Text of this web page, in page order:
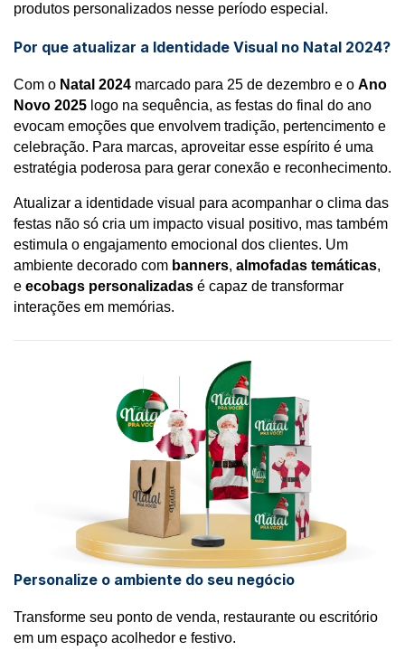
produtos personalizados nesse período especial.
Por que atualizar a Identidade Visual no Natal 2024?
Com o Natal 2024 marcado para 25 de dezembro e o Ano
Novo 2025 logo na sequência, as festas do final do ano
evocam emoções que envolvem tradição, pertencimento e
celebração. Para marcas, aproveitar esse espírito é uma
estratégia poderosa para gerar conexão e reconhecimento.
Atualizar a identidade visual para acompanhar o clima das
festas não só cria um impacto visual positivo, mas também
estimula o engajamento emocional dos clientes. Um
ambiente decorado com banners, almofadas temáticas,
e ecobags personalizadas é capaz de transformar
interações em memórias.
Personalize o ambiente do seu negócio
Transforme seu ponto de venda, restaurante ou escritório
em um espaço acolhedor e festivo.